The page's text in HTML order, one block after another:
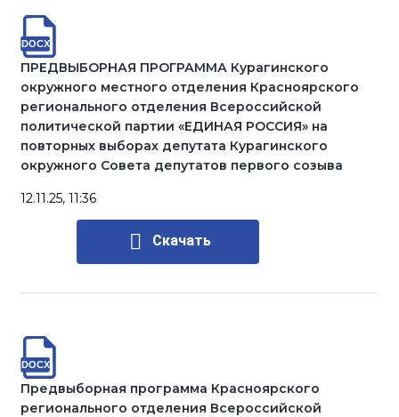
ПРЕДВЫБОРНАЯ ПРОГРАММА Курагинского
окружного местного отделения Красноярского
регионального отделения Всероссийской
политической партии «ЕДИНАЯ РОССИЯ» на
повторных выборах депутата Курагинского
окружного Совета депутатов первого созыва
12.11.25, 11:36
Скачать
Предвыборная программа Красноярского
регионального отделения Всероссийской